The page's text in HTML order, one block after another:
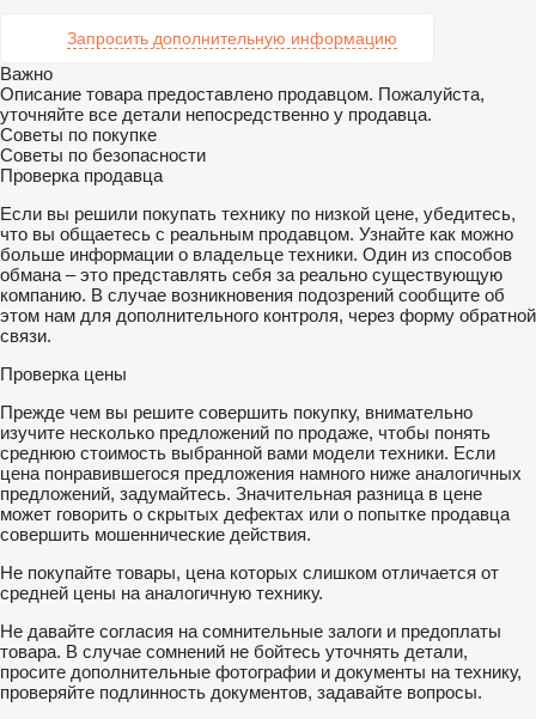
Запросить дополнительную информацию
Важно
Описание товара предоставлено продавцом. Пожалуйста,
уточняйте все детали непосредственно у продавца.
Советы по покупке
Советы по безопасности
Проверка продавца
Если вы решили покупать технику по низкой цене, убедитесь,
что вы общаетесь с реальным продавцом. Узнайте как можно
больше информации о владельце техники. Один из способов
обмана – это представлять себя за реально существующую
компанию. В случае возникновения подозрений сообщите об
этом нам для дополнительного контроля, через форму обратной
связи.
Проверка цены
Прежде чем вы решите совершить покупку, внимательно
изучите несколько предложений по продаже, чтобы понять
среднюю стоимость выбранной вами модели техники. Если
цена понравившегося предложения намного ниже аналогичных
предложений, задумайтесь. Значительная разница в цене
может говорить о скрытых дефектах или о попытке продавца
совершить мошеннические действия.
Не покупайте товары, цена которых слишком отличается от
средней цены на аналогичную технику.
Не давайте согласия на сомнительные залоги и предоплаты
товара. В случае сомнений не бойтесь уточнять детали,
просите дополнительные фотографии и документы на технику,
проверяйте подлинность документов, задавайте вопросы.